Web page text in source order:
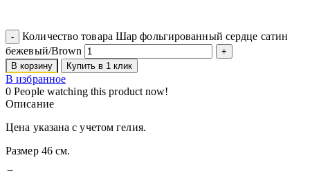
Количество товара Шар фольгированный сердце сатин
бежевый/Brown
В корзину Купить в 1 клик
В избранное
0 People watching this product now!
Описание
Цена указана с учетом гелия.
Размер 46 см.